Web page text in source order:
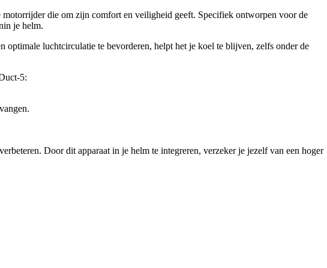
die om zijn comfort en veiligheid geeft. Specifiek ontworpen voor de
je helm.
optimale luchtcirculatie te bevorderen, helpt het je koel te blijven, zelfs onder de
5:
Door dit apparaat in je helm te integreren, verzeker je jezelf van een hoger